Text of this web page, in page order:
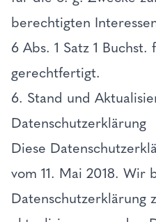
berechtigten
6 Abs. 1 Satz 1 Buchst.
gerechtfertigt.
6. Stand und
Datenschutzerklärung
Diese
vom 11. Mai 2018. Wir
Datenschutzerklärung